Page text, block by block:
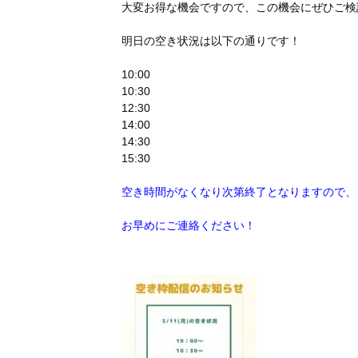
大変お得な機会ですので、この機会にぜひご検
明日の空き状況は以下の通りです！
10:00
10:30
12:30
14:00
14:30
15:30
空き時間がなくなり次第終了となりますので、
お早めにご連絡ください！